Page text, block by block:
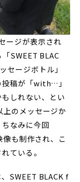
ージが表示され
SWEET BLAC
セージボトル」
投稿が「with…」
しれない、とい
上のメッセージか
なみに今回
も制作され、こ
ている。
SWEET BLACK f